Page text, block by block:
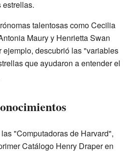
estrellas.
talentosas como Cecilia
Maury y Henrietta Swan
ejemplo, descubrió las "variables
que ayudaron a entender el
"Computadoras de Harvard",
Catálogo Henry Draper en